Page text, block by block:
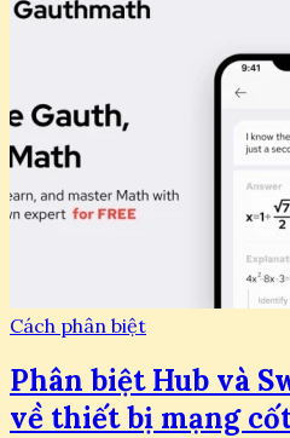
Cách phân biệt
Phân biệt Hub và
về thiết bị mạng